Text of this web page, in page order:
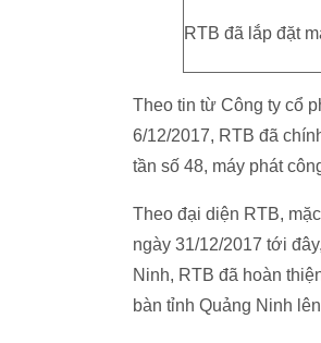
RTB đã lắp đặt
Theo tin từ Công ty cổ
6/12/2017, RTB đã
tần số 48, máy phát
Theo đại diện RTB,
ngày 31/12/2017 tới
Ninh, RTB đã hoàn
bàn tỉnh Quảng Ninh